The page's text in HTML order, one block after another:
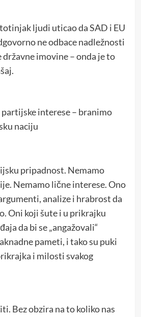
ljudi uticao da SAD i EU
ne odbace nadležnosti
imovine – onda je to
interese – branimo
naciju
pripadnost. Nemamo
Nemamo lične interese. Ono
analize i hrabrost da
Oni koji šute i u prikrajku
da bi se „angažovali“
pameti, i tako su puki
i milosti svakog
Bez obzira na to koliko nas